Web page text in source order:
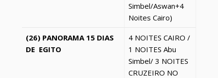
Simbel/Aswan+4
Noites Cairo)
(26) PANORAMA 15 DIAS
DE EGITO
4 NOITES CAIRO /
1 NOITES Abu
Simbel/ 3 NOITES
CRUZEIRO NO